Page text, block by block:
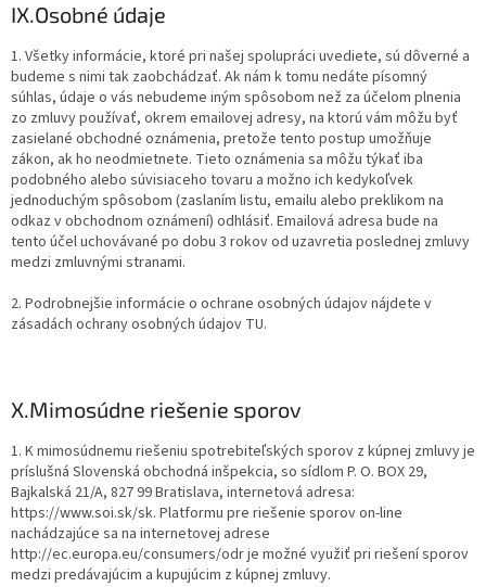
IX.Osobné údaje
1. Všetky informácie, ktoré pri našej spolupráci uvediete, sú dôverné a
budeme s nimi tak zaobchádzať. Ak nám k tomu nedáte písomný
súhlas, údaje o vás nebudeme iným spôsobom než za účelom plnenia
zo zmluvy používať, okrem emailovej adresy, na ktorú vám môžu byť
zasielané obchodné oznámenia, pretože tento postup umožňuje
zákon, ak ho neodmietnete. Tieto oznámenia sa môžu týkať iba
podobného alebo súvisiaceho tovaru a možno ich kedykoľvek
jednoduchým spôsobom (zaslaním listu, emailu alebo preklikom na
odkaz v obchodnom oznámení) odhlásiť. Emailová adresa bude na
tento účel uchovávané po dobu 3 rokov od uzavretia poslednej zmluvy
medzi zmluvnými stranami.
2. Podrobnejšie informácie o ochrane osobných údajov nájdete v
zásadách ochrany osobných údajov TU.
X.Mimosúdne riešenie sporov
1. K mimosúdnemu riešeniu spotrebiteľských sporov z kúpnej zmluvy je
príslušná Slovenská obchodná inšpekcia, so sídlom P. O. BOX 29,
Bajkalská 21/A, 827 99 Bratislava, internetová adresa:
https://www.soi.sk/sk. Platformu pre riešenie sporov on-line
nachádzajúce sa na internetovej adrese
http://ec.europa.eu/consumers/odr je možné využiť pri riešení sporov
medzi predávajúcim a kupujúcim z kúpnej zmluvy.